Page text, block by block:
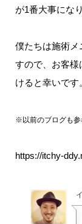
が1番大事にな
僕たちは施術メ
すので、お客様
けると幸いです
※以前のブログも参
https://itchy-